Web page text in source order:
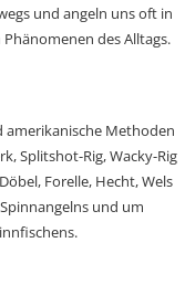
und angeln uns oft in
des Alltags.
amerikanische Methoden
Splitshot-Rig, Wacky-Rig
Forelle, Hecht, Wels
und um